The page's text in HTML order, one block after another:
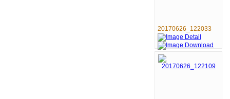
20170626_122033